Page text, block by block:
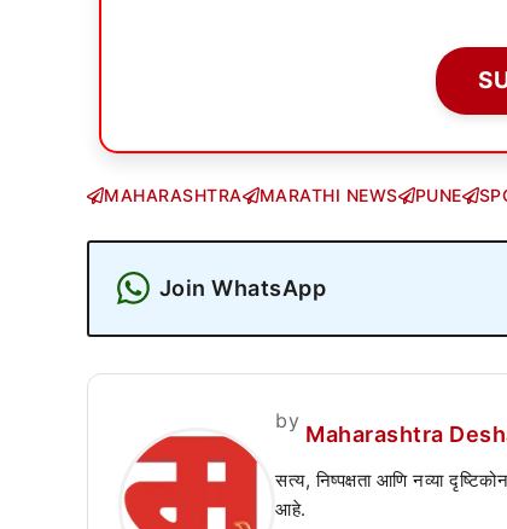
MAHARASHTRA MARATHI NEWS PUNE
Join WhatsApp
by
Maharashtra
सत्य, निष्पक्षता आणि नव्या
आहे.